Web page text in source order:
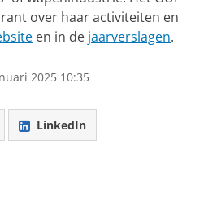
over haar activiteiten en
en in de jaarverslagen.
2025 10:35
LinkedIn